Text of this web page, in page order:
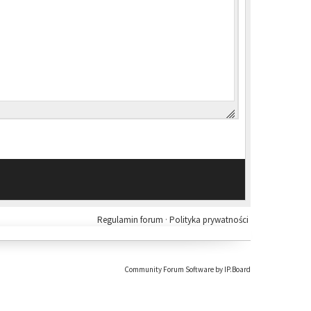
Polityka prywatności
Regulamin forum ·
Community Forum Software by IP.Board